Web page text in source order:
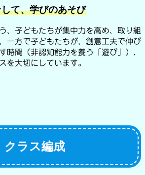
て、学びのあそび
、子どもたちが集中力を高め、取り組
方で子どもたちが、創意工夫で伸び
時間（非認知能力を養う「遊び」）、
を大切にしています。
クラス編成